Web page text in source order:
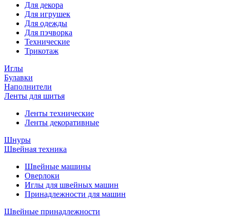
Для декора
Для игрушек
Для одежды
Для пэчворка
Технические
Трикотаж
Иглы
Булавки
Наполнители
Ленты для шитья
Ленты технические
Ленты декоративные
Шнуры
Швейная техника
Швейные машины
Оверлоки
Иглы для швейных машин
Принадлежности для машин
Швейные принадлежности